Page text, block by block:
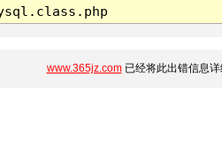
www.365jz.com已经将此出错信息详